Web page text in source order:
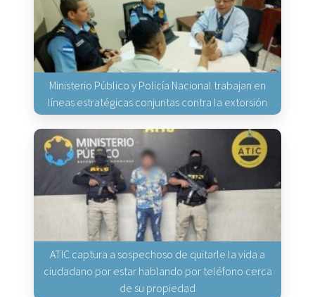
Ministerio Público y Policía Nacional trabajan en
líneas estratégicas conjuntas contra la extorsión
ATIC captura a sospechoso de quitarle la vida a
ciudadano por estar hablando por teléfono cerca
de su propiedad